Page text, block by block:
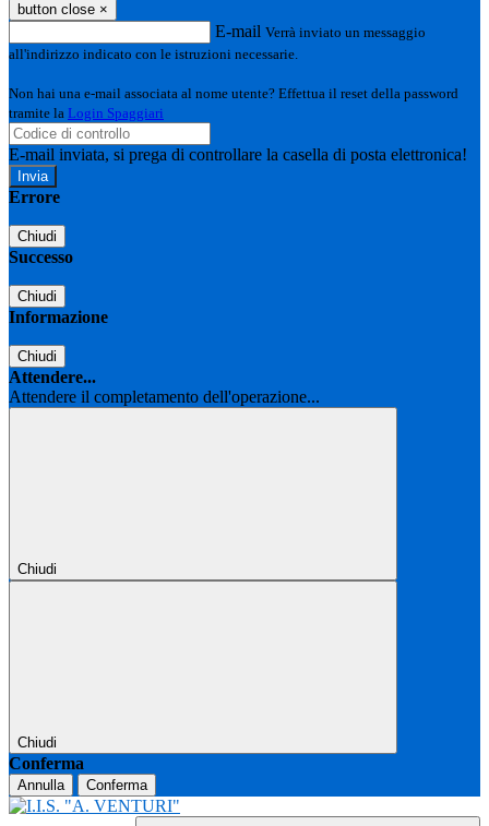
button close ×
E-mail Verrà inviato un messaggio
all'indirizzo indicato con le istruzioni necessarie.
Non hai una e-mail associata al nome utente? Effettua il reset della password
tramite la Login Spaggiari
E-mail inviata, si prega di controllare la casella di posta elettronica!
Errore
Chiudi
Successo
Chiudi
Informazione
Chiudi
Attendere...
Attendere il completamento dell'operazione...
Chiudi
Chiudi
Conferma
Annulla Conferma